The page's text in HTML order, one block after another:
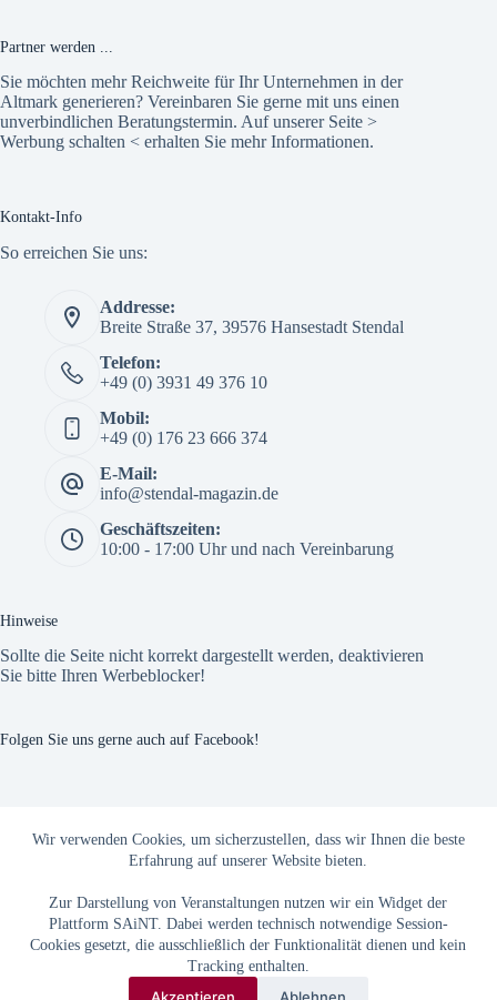
Wir verwenden Cookies, um sicherzustellen, dass wir Ihnen die beste
Erfahrung auf unserer Website bieten.
Zur Darstellung von Veranstaltungen nutzen wir ein Widget der
Plattform SAiNT. Dabei werden technisch notwendige Session-
Cookies gesetzt, die ausschließlich der Funktionalität dienen und kein
Tracking enthalten.
Akzeptieren Ablehnen
Partner werden ...
Sie möchten mehr Reichweite für Ihr Unternehmen in der
Altmark generieren? Vereinbaren Sie gerne mit uns einen
unverbindlichen Beratungstermin. Auf unserer Seite >
Werbung schalten < erhalten Sie mehr Informationen.
Kontakt-Info
So erreichen Sie uns:
Addresse:
Breite Straße 37, 39576 Hansestadt Stendal
Telefon:
+49 (0) 3931 49 376 10
Mobil:
+49 (0) 176 23 666 374
E-Mail:
info@stendal-magazin.de
Geschäftszeiten:
10:00 - 17:00 Uhr und nach Vereinbarung
Hinweise
Sollte die Seite nicht korrekt dargestellt werden, deaktivieren
Sie bitte Ihren Werbeblocker!
Folgen Sie uns gerne auch auf Facebook!